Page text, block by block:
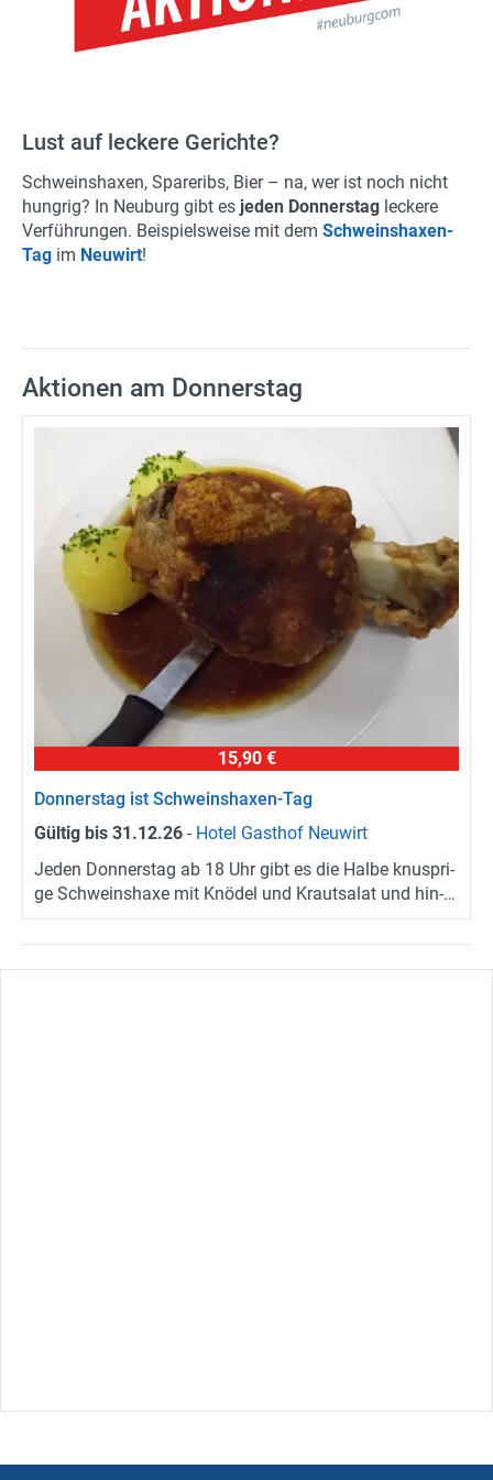
Lust auf leckere Gerichte?
Schweinshaxen, Spareribs, Bier – na, wer ist noch nicht
hungrig? In Neuburg gibt es jeden Donnerstag leckere
Verführungen. Beispielsweise mit dem Schweinshaxen-
Tag im Neuwirt!
Aktionen am Donnerstag
15,90 €
Don­ners­tag ist Schweinshaxen-​Tag
Gül­tig bis 31.12.26 - Hotel Gast­hof Neu­wirt
Jeden Don­ners­tag ab 18 Uhr gibt es die Halbe knusp­ri­
ge Schweins­ha­xe mit Knö­del und Kraut­sa­lat und hin­
ter­her ein Ver­dau­ungs­schnap­serl für 15,50 €. WICH­
TIG: bitte un­be­dingt spä­tes­tens einen Tag vor­her vor­
be­stel­len!
Spritpreise
Stadtplan
Fahrrad
Wetter
24h/7 geöffnet
(Not)dienste
Premium
Leserfoto-Aktion
Kontaktseite
Premium Kunde werden
Impressum